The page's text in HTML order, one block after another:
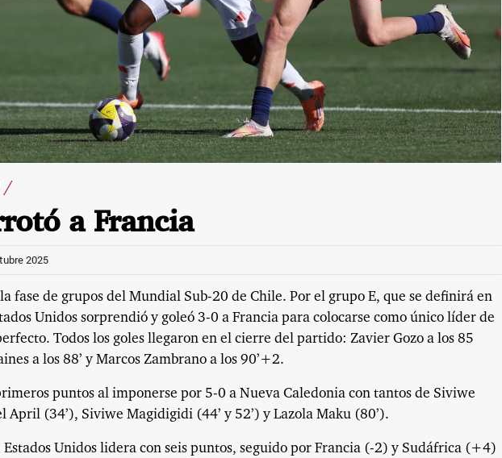
/
a Francia
2025
fase de grupos del Mundial Sub-20 de Chile. Por el grupo E, que se definirá en
Unidos sorprendió y goleó 3-0 a Francia para colocarse como único líder de
Todos los goles llegaron en el cierre del partido: Zavier Gozo a los 85
a los 88’ y Marcos Zambrano a los 90’+2.
puntos al imponerse por 5-0 a Nueva Caledonia con tantos de Siviwe
April (34’), Siviwe Magidigidi (44’ y 52’) y Lazola Maku (80’).
Estados Unidos lidera con seis puntos, seguido por Francia (-2) y Sudáfrica (+4)